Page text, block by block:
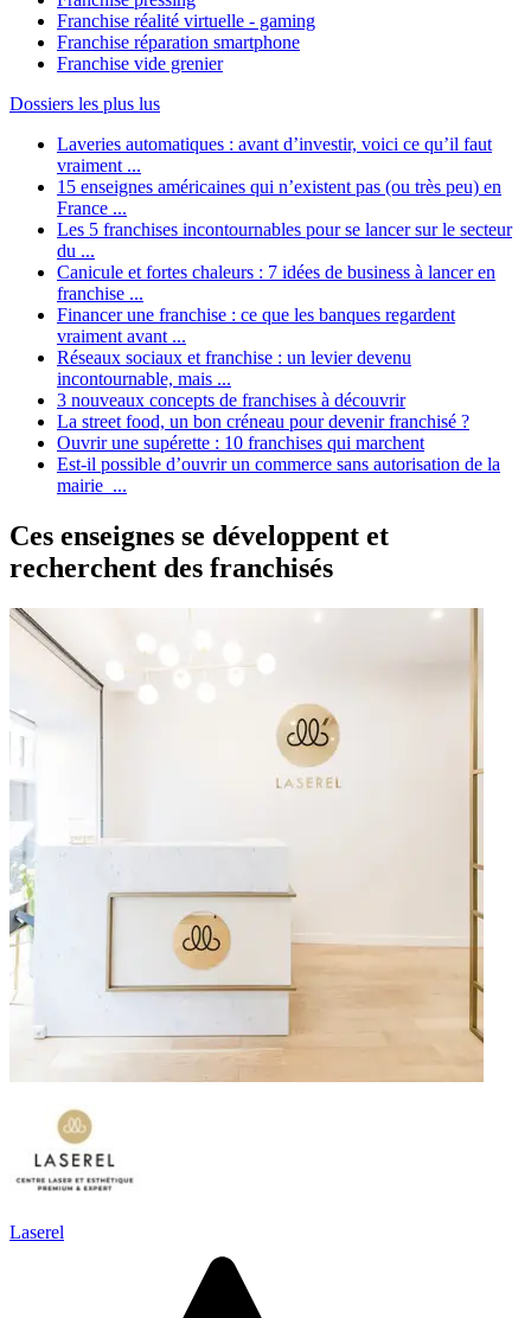
Franchise réalité virtuelle - gaming
Franchise réparation smartphone
Franchise vide grenier
Dossiers les plus lus
Laveries automatiques : avant d’investir, voici ce qu’il faut
vraiment ...
15 enseignes américaines qui n’existent pas (ou très peu) en
France ...
Les 5 franchises incontournables pour se lancer sur le secteur
du ...
Canicule et fortes chaleurs : 7 idées de business à lancer en
franchise ...
Financer une franchise : ce que les banques regardent
vraiment avant ...
Réseaux sociaux et franchise : un levier devenu
incontournable, mais ...
3 nouveaux concepts de franchises à découvrir
La street food, un bon créneau pour devenir franchisé ?
Ouvrir une supérette : 10 franchises qui marchent
Est-il possible d’ouvrir un commerce sans autorisation de la
mairie ...
Ces enseignes se développent et
recherchent des franchisés
Laserel